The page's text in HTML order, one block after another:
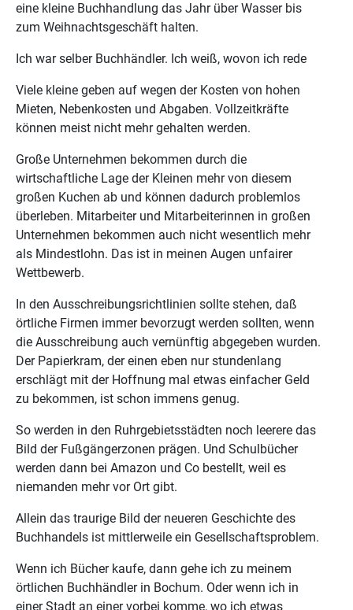
eine kleine Buchhandlung das Jahr über Wasser bis
zum Weihnachtsgeschäft halten.
Ich war selber Buchhändler. Ich weiß, wovon ich rede
Viele kleine geben auf wegen der Kosten von hohen
Mieten, Nebenkosten und Abgaben. Vollzeitkräfte
können meist nicht mehr gehalten werden.
Große Unternehmen bekommen durch die
wirtschaftliche Lage der Kleinen mehr von diesem
großen Kuchen ab und können dadurch problemlos
überleben. Mitarbeiter und Mitarbeiterinnen in großen
Unternehmen bekommen auch nicht wesentlich mehr
als Mindestlohn. Das ist in meinen Augen unfairer
Wettbewerb.
In den Ausschreibungsrichtlinien sollte stehen, daß
örtliche Firmen immer bevorzugt werden sollten, wenn
die Ausschreibung auch vernünftig abgegeben wurden.
Der Papierkram, der einen eben nur stundenlang
erschlägt mit der Hoffnung mal etwas einfacher Geld
zu bekommen, ist schon immens genug.
So werden in den Ruhrgebietsstädten noch leerere das
Bild der Fußgängerzonen prägen. Und Schulbücher
werden dann bei Amazon und Co bestellt, weil es
niemanden mehr vor Ort gibt.
Allein das traurige Bild der neueren Geschichte des
Buchhandels ist mittlerweile ein Gesellschaftsproblem.
Wenn ich Bücher kaufe, dann gehe ich zu meinem
örtlichen Buchhändler in Bochum. Oder wenn ich in
einer Stadt an einer vorbei komme, wo ich etwas